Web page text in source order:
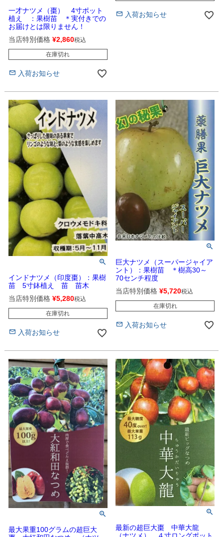
一才ナツメ（棗） 4寸ポット
植え ：果樹苗 ＊実付きでの
お届けとは限りません！
当店特別価格 ¥2,860税込
在庫切れ
入荷お知らせ
入荷お知らせ
インドナツメ（印度棗）：果樹
苗 5寸鉢植え 苗 苗木
当店特別価格 ¥5,280税込
在庫切れ
入荷お知らせ
巨大ナツメ（スーパージャイア
ント）：果樹苗 ＊樹高30～
70センチ程度
当店特別価格 ¥5,720税込
在庫切れ
入荷お知らせ
最大果重100グラムの超巨大
最新の超巨大棗 中華大龍